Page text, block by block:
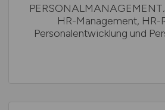
HR-Management, HR-
Personalentwicklung und